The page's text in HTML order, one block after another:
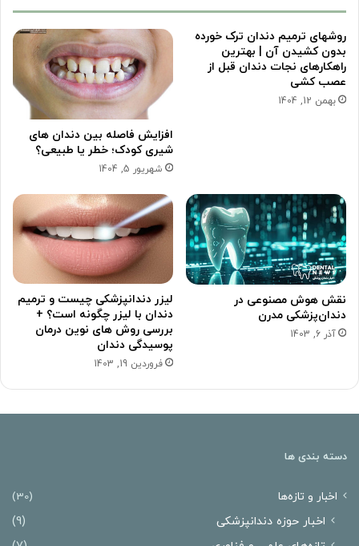
روشهای ترمیم دندان ترک خورده
بدون کشیدن آن | بهترین
راهکارهای نجات دندان قبل از
عصب کشی
بهمن 12, 1404
افزایش فاصله بین دندان های
شیری کودک؛ خطر یا طبیعی؟
شهریور 5, 1404
نقش هوش مصنوعی در
دندان‌پزشکی مدرن
آذر 6, 1403
لیزر دندانپزشکی چیست و ترمیم
دندان با لیزر چگونه است؟ +
بررسی روش های نوین درمان
پوسیدگی دندان
فروردین 19, 1403
دسته بندی ها
اخبار و تازه‌ها (30)
اخبار حوزه دندانپزشکی
(9)